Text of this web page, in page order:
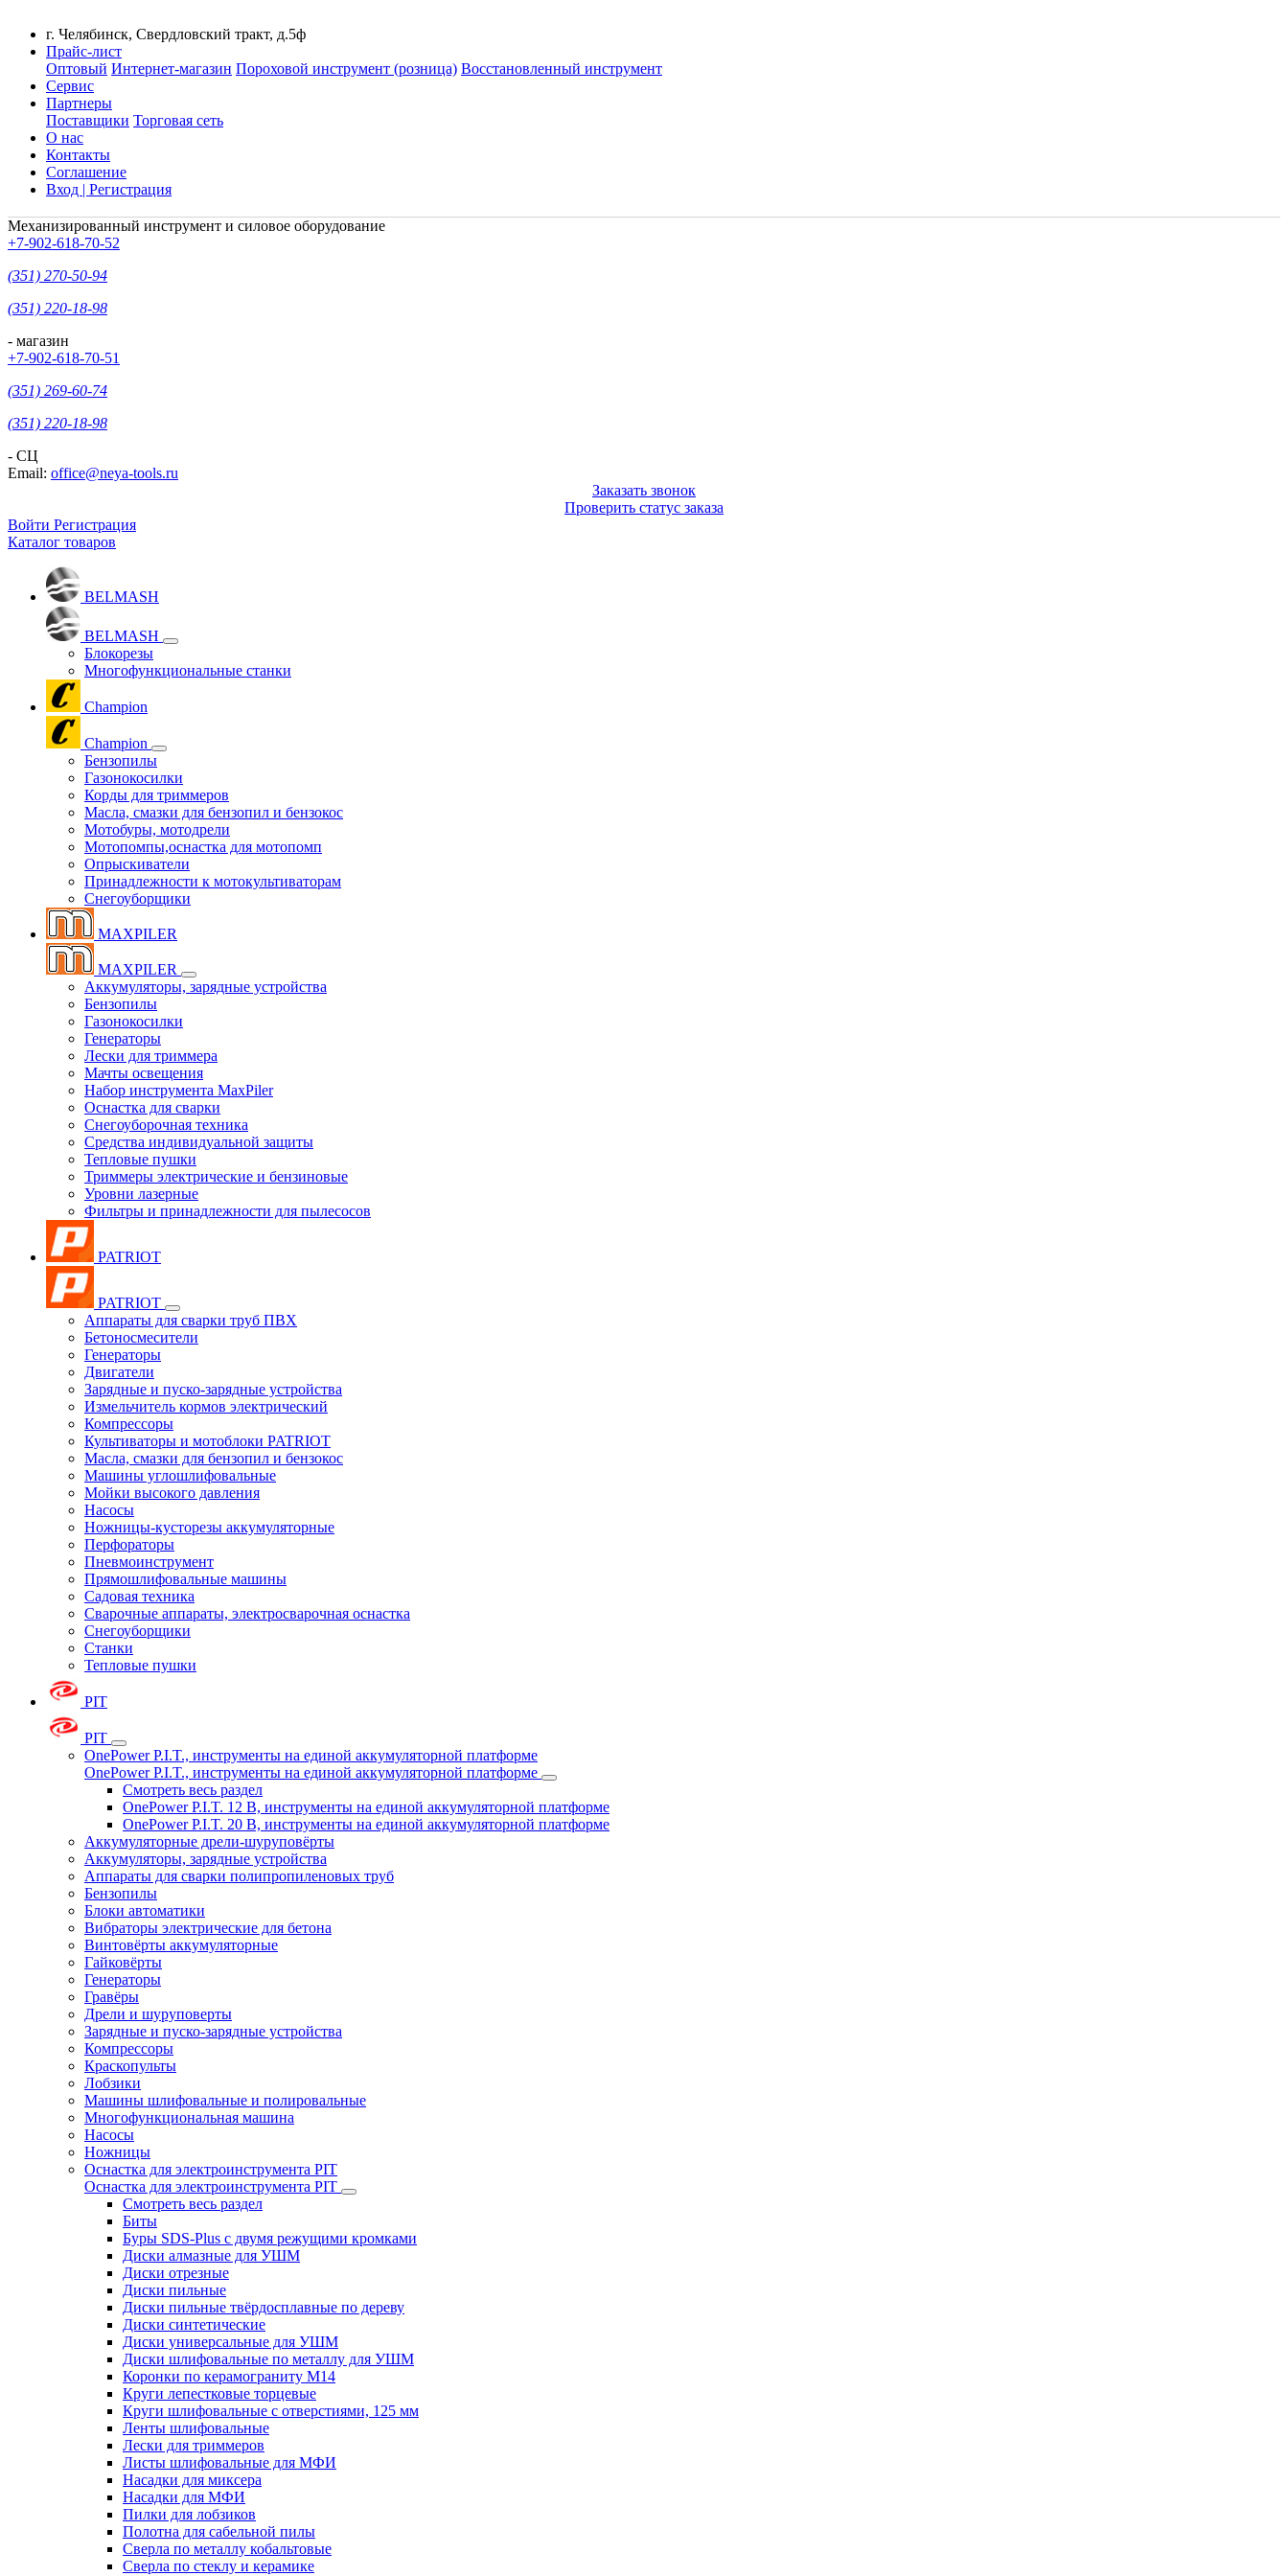
г. Челябинск, Свердловский тракт, д.5ф
Прайс-лист
Оптовый Интернет-магазин Пороховой инструмент (розница) Восстановленный инструмент
Сервис
Партнеры
Поставщики Торговая сеть
О нас
Контакты
Соглашение
Вход | Регистрация
Механизированный инструмент и силовое оборудование
+7-902-618-70-52
(351) 270-50-94
(351) 220-18-98
- магазин
+7-902-618-70-51
(351) 269-60-74
(351) 220-18-98
- СЦ
Email: office@neya-tools.ru
Заказать звонок
Проверить статус заказа
Войти Регистрация
Каталог товаров
BELMASH
BELMASH
Блокорезы
Многофункциональные станки
Champion
Champion
Бензопилы
Газонокосилки
Корды для триммеров
Масла, смазки для бензопил и бензокос
Мотобуры, мотодрели
Мотопомпы,оснастка для мотопомп
Опрыскиватели
Принадлежности к мотокультиваторам
Снегоуборщики
MAXPILER
MAXPILER
Аккумуляторы, зарядные устройства
Бензопилы
Газонокосилки
Генераторы
Лески для триммера
Мачты освещения
Набор инструмента MaxPiler
Оснастка для сварки
Снегоуборочная техника
Средства индивидуальной защиты
Тепловые пушки
Триммеры электрические и бензиновые
Уровни лазерные
Фильтры и принадлежности для пылесосов
PATRIOT
PATRIOT
Аппараты для сварки труб ПВХ
Бетоносмесители
Генераторы
Двигатели
Зарядные и пуско-зарядные устройства
Измельчитель кормов электрический
Компрессоры
Культиваторы и мотоблоки PATRIOT
Масла, смазки для бензопил и бензокос
Машины углошлифовальные
Мойки высокого давления
Насосы
Ножницы-кусторезы аккумуляторные
Перфораторы
Пневмоинструмент
Прямошлифовальные машины
Садовая техника
Сварочные аппараты, электросварочная оснастка
Снегоуборщики
Станки
Тепловые пушки
PIT
PIT
OnePower P.I.T., инструменты на единой аккумуляторной платформе
OnePower P.I.T., инструменты на единой аккумуляторной платформе
Смотреть весь раздел
OnePower P.I.T. 12 В, инструменты на единой аккумуляторной платформе
OnePower P.I.T. 20 В, инструменты на единой аккумуляторной платформе
Аккумуляторные дрели-шуруповёрты
Аккумуляторы, зарядные устройства
Аппараты для сварки полипропиленовых труб
Бензопилы
Блоки автоматики
Вибраторы электрические для бетона
Винтовёрты аккумуляторные
Гайковёрты
Генераторы
Гравёры
Дрели и шуруповерты
Зарядные и пуско-зарядные устройства
Компрессоры
Краскопульты
Лобзики
Машины шлифовальные и полировальные
Многофункциональная машина
Насосы
Ножницы
Оснастка для электроинструмента PIT
Оснастка для электроинструмента PIT
Смотреть весь раздел
Биты
Буры SDS-Plus c двумя режущими кромками
Диски алмазные для УШМ
Диски отрезные
Диски пильные
Диски пильные твёрдосплавные по дереву
Диски синтетические
Диски универсальные для УШМ
Диски шлифовальные по металлу для УШМ
Коронки по керамограниту M14
Круги лепестковые торцевые
Круги шлифовальные с отверстиями, 125 мм
Ленты шлифовальные
Лески для триммеров
Листы шлифовальные для МФИ
Насадки для миксера
Насадки для МФИ
Пилки для лобзиков
Полотна для сабельной пилы
Сверла по металлу кобальтовые
Сверла по стеклу и керамике